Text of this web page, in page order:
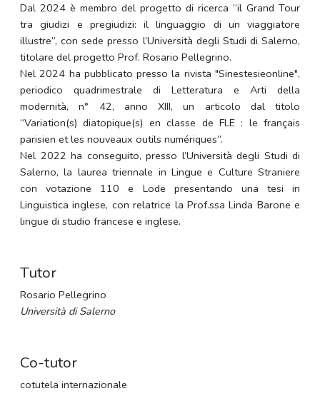
Dal 2024 è membro del progetto di ricerca “il Grand Tour
tra giudizi e pregiudizi: il linguaggio di un viaggiatore
illustre”, con sede presso l’Università degli Studi di Salerno,
titolare del progetto Prof. Rosario Pellegrino.
Nel 2024 ha pubblicato presso la rivista "Sinestesieonline",
periodico quadrimestrale di Letteratura e Arti della
modernità, n° 42, anno XIII, un articolo dal titolo
“Variation(s) diatopique(s) en classe de FLE : le français
parisien et les nouveaux outils numériques”.
Nel 2022 ha conseguito, presso l’Università degli Studi di
Salerno, la laurea triennale in Lingue e Culture Straniere
con votazione 110 e Lode presentando una tesi in
Linguistica inglese, con relatrice la Prof.ssa Linda Barone e
lingue di studio francese e inglese.
Tutor
Rosario Pellegrino
Università di Salerno
Co-tutor
cotutela internazionale